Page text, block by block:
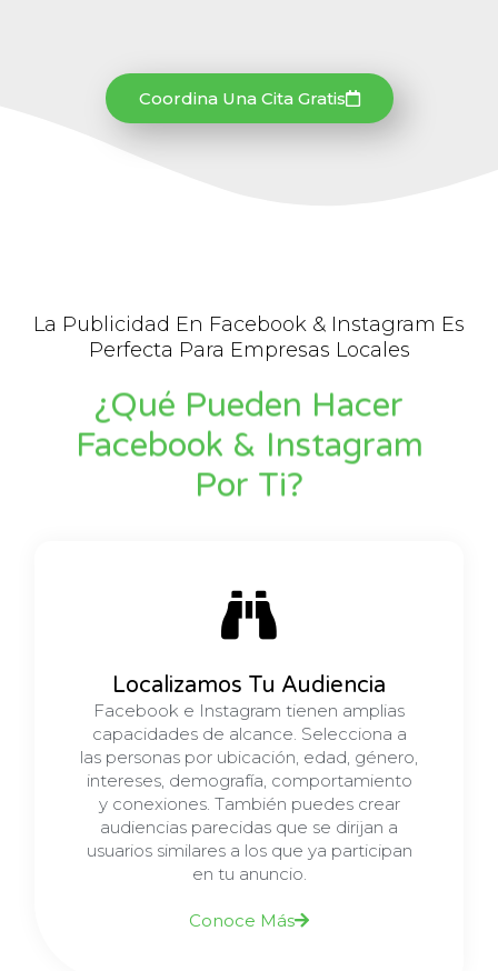
Coordina Una Cita Gratis
La Publicidad En Facebook & Instagram Es
Perfecta Para Empresas Locales
¿Qué Pueden Hacer
Facebook & Instagram
Por Ti?
Localizamos Tu Audiencia
Facebook e Instagram tienen amplias
capacidades de alcance. Selecciona a
las personas por ubicación, edad, género,
intereses, demografía, comportamiento
y conexiones. También puedes crear
audiencias parecidas que se dirijan a
usuarios similares a los que ya participan
en tu anuncio.
Conoce Más